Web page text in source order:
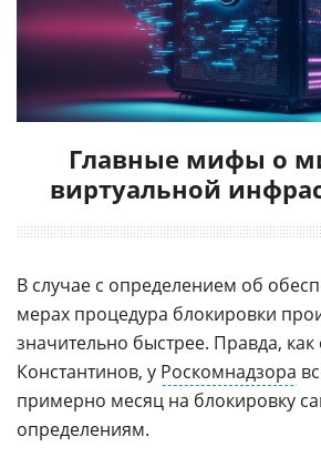
Главные мифы о
виртуальной
В случае с определением об
мерах процедура блокировки
значительно быстрее. Правда, как
Константинов, у Роскомнадзора
примерно месяц на блокировку
определениям.